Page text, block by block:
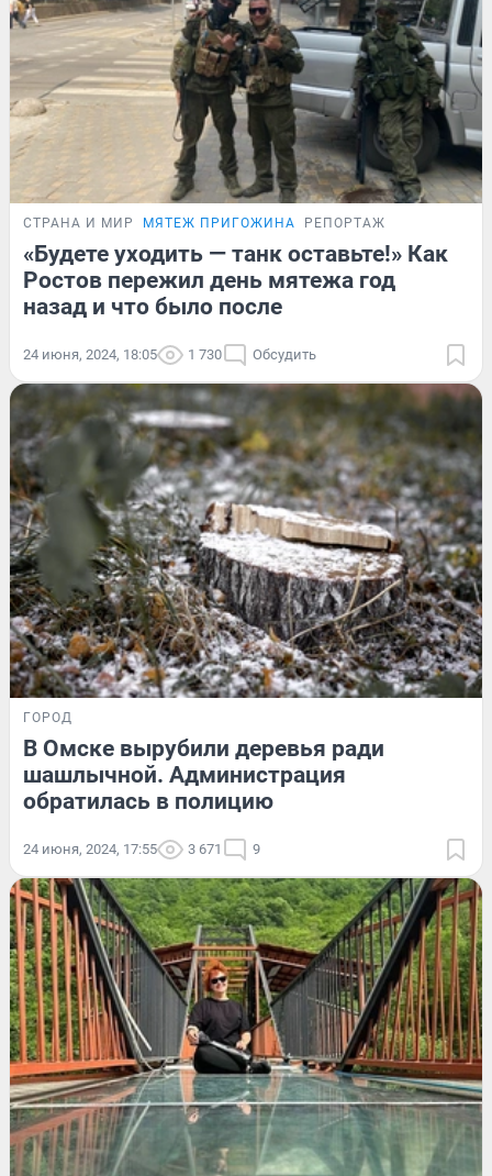
СТРАНА И МИР МЯТЕЖ ПРИГОЖИНА РЕПОРТАЖ
«Будете уходить — танк оставьте!» Как
Ростов пережил день мятежа год
назад и что было после
24 июня, 2024, 18:05 1 730 Обсудить
ГОРОД
В Омске вырубили деревья ради
шашлычной. Администрация
обратилась в полицию
24 июня, 2024, 17:55 3 671 9